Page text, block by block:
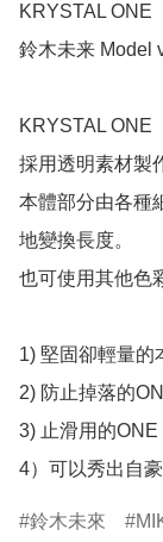
KRYSTAL ONE
鈴木未来 Model
KRYSTAL ONE
採用透明素材製
本體部分由各種
地變換長度。
也可使用其他色
1) 堅固卻輕量的
2) 防止掉落的
3) 止滑用的
4）可以秀出自
鈴木未來